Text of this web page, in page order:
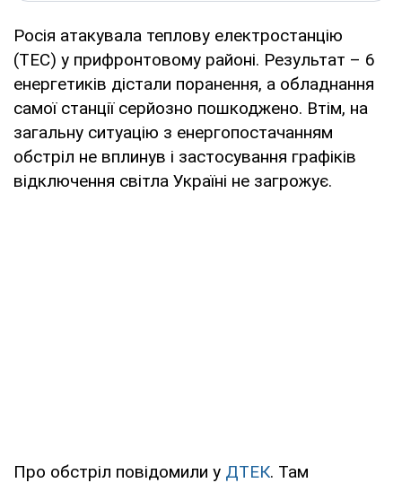
Росія атакувала теплову електростанцію
(ТЕС) у прифронтовому районі. Результат – 6
енергетиків дістали поранення, а обладнання
самої станції серйозно пошкоджено. Втім, на
загальну ситуацію з енергопостачанням
обстріл не вплинув і застосування графіків
відключення світла Україні не загрожує.
Про обстріл повідомили у ДТЕК. Там